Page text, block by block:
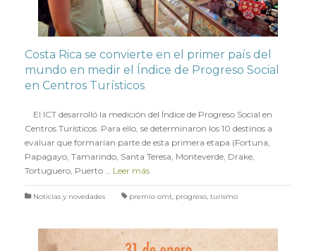
Costa Rica se convierte en el primer país del
mundo en medir el Índice de Progreso Social
en Centros Turísticos
El ICT desarrolló la medición del Índice de Progreso Social en
Centros Turísticos. Para ello, se determinaron los 10 destinos a
evaluar que formarían parte de esta primera etapa (Fortuna,
Papagayo, Tamarindo, Santa Teresa, Monteverde, Drake,
Tortuguero, Puerto … Leer más
Noticias y novedades premio omt, progreso, turismo